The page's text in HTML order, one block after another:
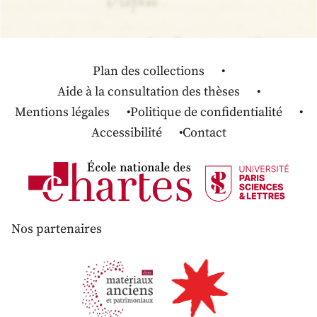
Plan des collections
Aide à la consultation des thèses
Mentions légales
Politique de confidentialité
Accessibilité
Contact
Nos partenaires